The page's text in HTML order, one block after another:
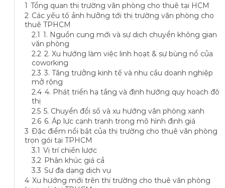
1 Tổng quan thị trường văn phòng cho thuê tại HCM
2 Các yếu tố ảnh hưởng tới thị trường văn phòng cho
thuê TPHCM
2.1 1. Nguồn cung mới và sự dịch chuyển không gian
văn phòng
2.2 2. Xu hướng làm việc linh hoạt & sự bùng nổ của
coworking
2.3 3. Tăng trưởng kinh tế và nhu cầu doanh nghiệp
mở rộng
2.4 4. Phát triển hạ tầng và định hướng quy hoạch đô
thị
2.5 5. Chuyển đổi số và xu hướng văn phòng xanh
2.6 6. Áp lực cạnh tranh trong mô hình định giá
3 Đặc điểm nổi bật của thị trường cho thuê văn phòng
trọn gói tại TPHCM
3.1 Vị trí chiến lược
3.2 Phân khúc giá cả
3.3 Sự đa dạng dịch vụ
4 Xu hướng mới trên thị trường cho thuê văn phòng